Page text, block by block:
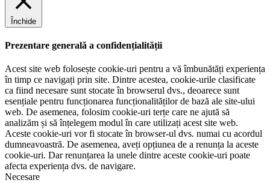
Închide
Prezentare generală a confidențialității
Acest site web folosește cookie-uri pentru a vă îmbunătăți experiența
în timp ce navigați prin site. Dintre acestea, cookie-urile clasificate
ca fiind necesare sunt stocate în browserul dvs., deoarece sunt
esențiale pentru funcționarea funcționalităților de bază ale site-ului
web. De asemenea, folosim cookie-uri terțe care ne ajută să
analizăm și să înțelegem modul în care utilizați acest site web.
Aceste cookie-uri vor fi stocate în browser-ul dvs. numai cu acordul
dumneavoastră. De asemenea, aveți opțiunea de a renunța la aceste
cookie-uri. Dar renunțarea la unele dintre aceste cookie-uri poate
afecta experiența dvs. de navigare.
Necesare